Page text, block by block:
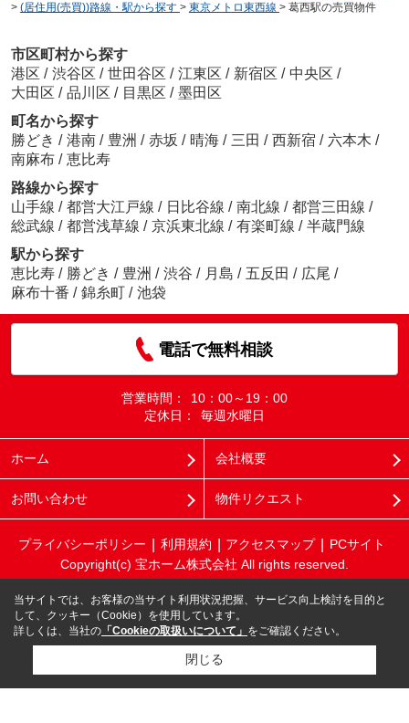
> (居住用(売買))路線・駅から探す > 東京メトロ東西線 > 葛西駅の売買物件
市区町村から探す
港区 / 渋谷区 / 世田谷区 / 江東区 / 新宿区 / 中央区 /
大田区 / 品川区 / 目黒区 / 墨田区
町名から探す
勝どき / 港南 / 豊洲 / 赤坂 / 晴海 / 三田 / 西新宿 / 六本木 /
南麻布 / 恵比寿
路線から探す
山手線 / 都営大江戸線 / 日比谷線 / 南北線 / 都営三田線 /
総武線 / 都営浅草線 / 京浜東北線 / 有楽町線 / 半蔵門線
駅から探す
恵比寿 / 勝どき / 豊洲 / 渋谷 / 月島 / 五反田 / 広尾 /
麻布十番 / 錦糸町 / 池袋
電話で無料相談
営業時間：
10：00～19：00
定休日：
毎週水曜日
ホーム 会社概要
お問い合わせ 物件リクエスト
プライバシーポリシー 利用規約 アクセスマップ
PCサイト
Copyright(c) 宝ホーム株式会社 All rights reserved.
当サイトでは、お客様の当サイト利用状況把握、サービス向上検討を目的と
して、クッキー（Cookie）を使用しています。
詳しくは、当社の 「Cookieの取扱いについて」 をご確認ください。
閉じる